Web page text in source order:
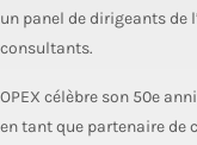
un panel de dirigeants de
consultants.
OPEX célèbre son 50e
en tant que partenaire de